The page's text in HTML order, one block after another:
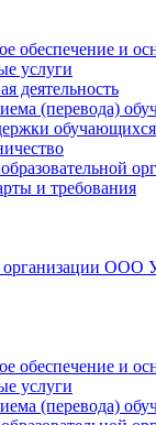
обеспечение и
услуги
деятельность
(перевода)
обучающихся
и требования
организации
обеспечение и
услуги
(перевода)